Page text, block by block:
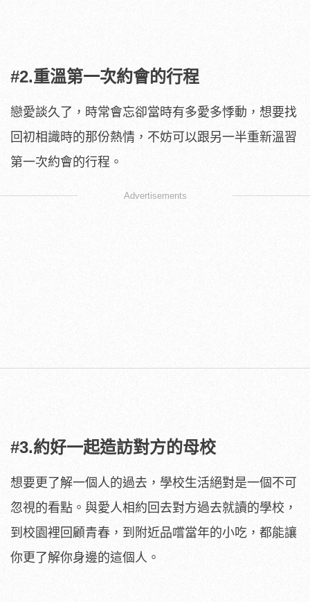
#2.重溫第一次約會的行程
戀愛談久了，時常會忘卻當時有多愛多悸動，想要找
回初相識時的那份熱情，不妨可以跟另一半重新溫習
第一次約會的行程。
Advertisements
#3.約好一起造訪對方的母校
想要更了解一個人的過去，學校生活絕對是一個不可
忽視的看點。與愛人相約回去對方過去就讀的學校，
到校園裡回顧青春，到附近品嚐當年的小吃，都能讓
你更了解你身邊的這個人。